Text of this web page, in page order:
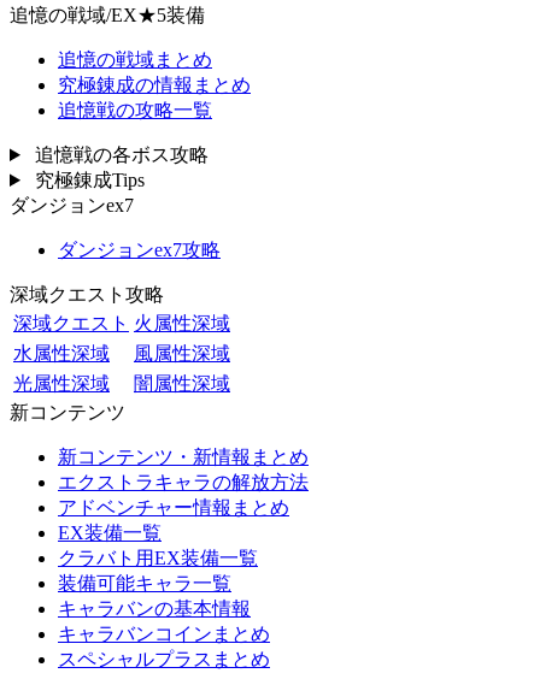
追憶の戦域/EX★5装備
追憶の戦域まとめ
究極錬成の情報まとめ
追憶戦の攻略一覧
追憶戦の各ボス攻略
究極錬成Tips
ダンジョンex7
ダンジョンex7攻略
深域クエスト攻略
深域クエスト 火属性深域
水属性深域
風属性深域
光属性深域
闇属性深域
新コンテンツ
新コンテンツ・新情報まとめ
エクストラキャラの解放方法
アドベンチャー情報まとめ
EX装備一覧
クラバト用EX装備一覧
装備可能キャラ一覧
キャラバンの基本情報
キャラバンコインまとめ
スペシャルプラスまとめ